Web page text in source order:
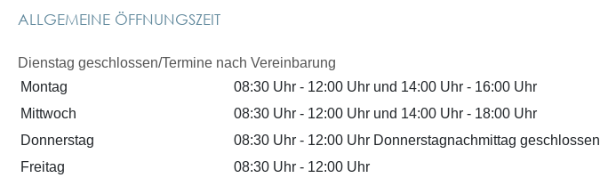
ALLGEMEINE ÖFFNUNGSZEIT
Dienstag geschlossen/Termine nach Vereinbarung
Montag
08:30 Uhr - 12:00 Uhr und 14:00 Uhr - 16:00 Uhr
Mittwoch
08:30 Uhr - 12:00 Uhr und 14:00 Uhr - 18:00 Uhr
Donnerstag
08:30 Uhr - 12:00 Uhr Donnerstagnachmittag geschlossen
Freitag
08:30 Uhr - 12:00 Uhr